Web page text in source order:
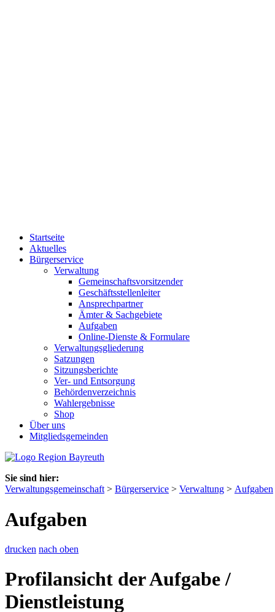
Startseite
Aktuelles
Bürgerservice
Verwaltung
Gemeinschaftsvorsitzender
Geschäftsstellenleiter
Ansprechpartner
Ämter & Sachgebiete
Aufgaben
Online-Dienste & Formulare
Verwaltungsgliederung
Satzungen
Sitzungsberichte
Ver- und Entsorgung
Behördenverzeichnis
Wahlergebnisse
Shop
Über uns
Mitgliedsgemeinden
Sie sind hier:
Verwaltungsgemeinschaft > Bürgerservice > Verwaltung > Aufgaben
Aufgaben
drucken nach oben
Profilansicht der Aufgabe /
Dienstleistung